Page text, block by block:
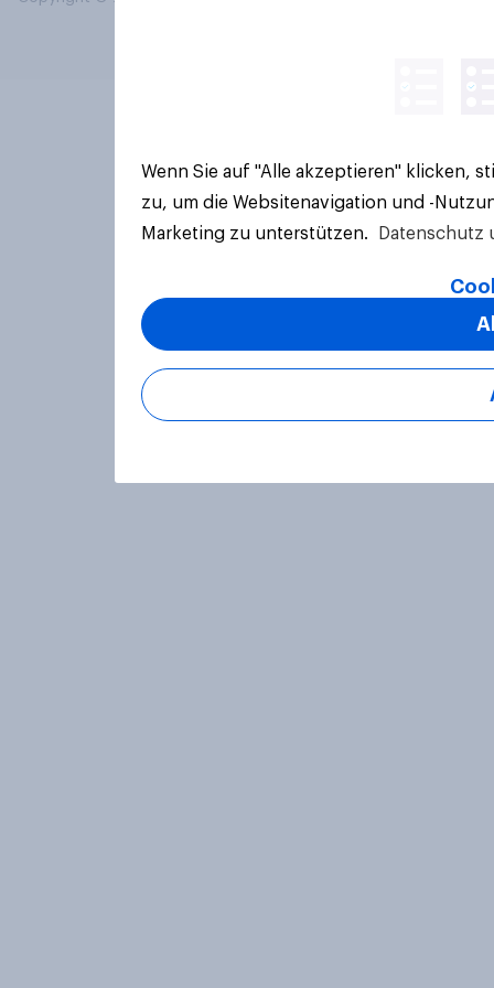
Wenn Sie auf "Alle akzeptieren" klicken,
zu, um die Websitenavigation und -
Marketing zu unterstützen.
Datenschutz